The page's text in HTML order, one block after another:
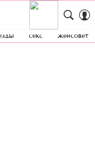
секс женсовет